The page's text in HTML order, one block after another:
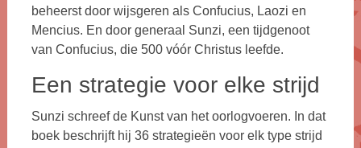
beheerst door wijsgeren als Confucius, Laozi en
Mencius. En door generaal Sunzi, een tijdgenoot
van Confucius, die 500 vóór Christus leefde.
Een strategie voor elke strijd
Sunzi schreef de Kunst van het oorlogvoeren. In dat
boek beschrijft hij 36 strategieën voor elk type strijd